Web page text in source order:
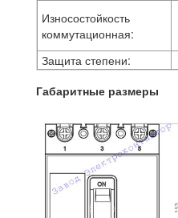
Износостойкость
коммутационная:
Защита степени:
Габаритные размеры